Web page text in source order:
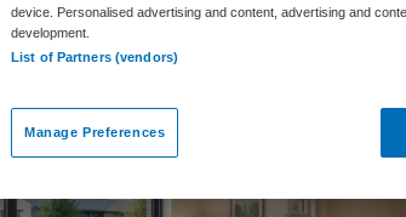
aanvragen voor de bouw en
device. Personalised advertising and content, advertising and
development.
List of Partners (vendors)
Manage Preferences